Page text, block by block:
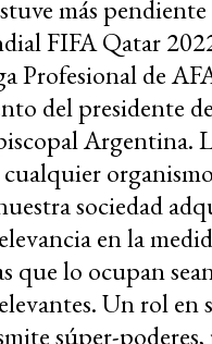
más
FIFA Qatar
Profesional de
del presidente
Argentina.
sociedad
en la
que lo ocupan
Un rol en
súper-poderes,